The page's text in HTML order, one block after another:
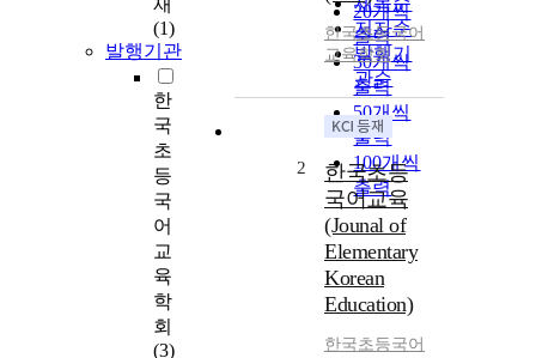
재
(1)
발행기관
한
국
초
등
국
어
교
육
학
회
(3)
저자순
발행기
관순
20개씩
출력
30개씩
출력
50개씩
출력
100개씩
출력
한국초등국어
교육학회
2
한국초등
국어교육
(Jounal of
Elementary
Korean
Education)
한국초등국어